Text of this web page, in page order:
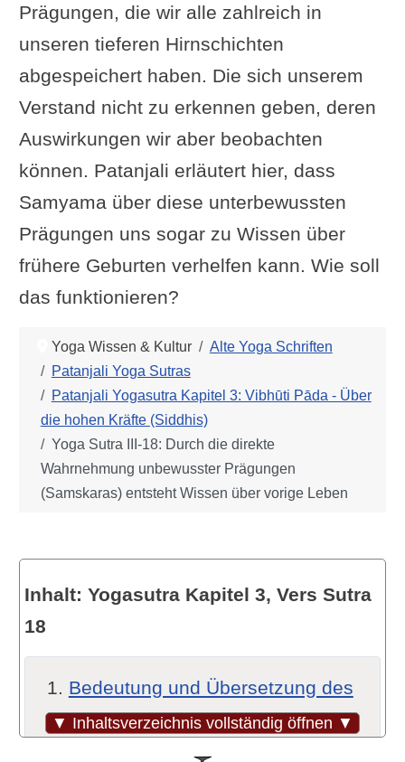
Prägungen, die wir alle zahlreich in
unseren tieferen Hirnschichten
abgespeichert haben. Die sich unserem
Verstand nicht zu erkennen geben, deren
Auswirkungen wir aber beobachten
können. Patanjali erläutert hier, dass
Samyama über diese unterbewussten
Prägungen uns sogar zu Wissen über
frühere Geburten verhelfen kann. Wie soll
das funktionieren?
Yoga Wissen & Kultur
Alte Yoga Schriften
Patanjali Yoga Sutras
Patanjali Yogasutra Kapitel 3: Vibhūti Pāda - Über
die hohen Kräfte (Siddhis)
Yoga Sutra III-18: Durch die direkte
Wahrnehmung unbewusster Prägungen
(Samskaras) entsteht Wissen über vorige Leben
▼ Inhaltsverzeichnis vollständig öffnen ▼
Inhalt: Yogasutra Kapitel 3, Vers Sutra
18
Bedeutung und Übersetzung des
verwendeten Sanskrits
Übersetzungsvarianten und -